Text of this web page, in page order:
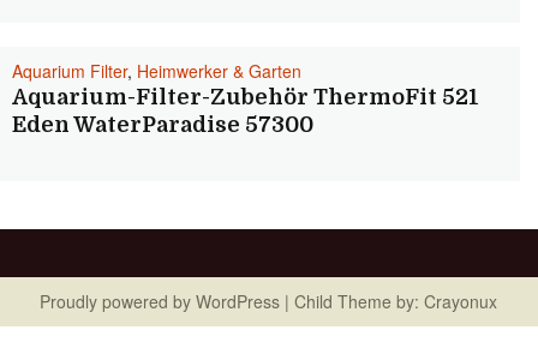
Aquarium Filter, Heimwerker & Garten
Aquarium-Filter-Zubehör ThermoFit 521
Eden WaterParadise 57300
Proudly powered by WordPress | Child Theme by: Crayonux